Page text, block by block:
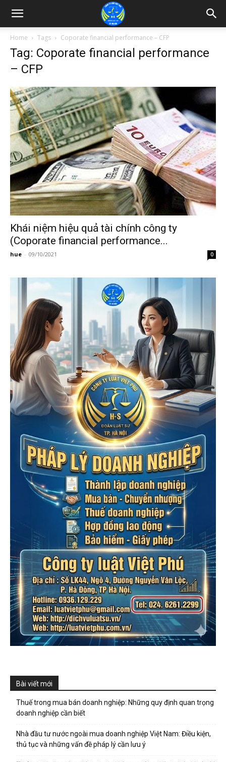
Home Tags Coporate financial performance – CFP
Tag: Coporate financial performance
– CFP
Khái niệm hiệu quả tài chính công ty
(Coporate financial performance...
hue - 09/10/2021 0
Bài viết mới
Thuế trong mua bán doanh nghiệp: Những quy định quan trọng
doanh nghiệp cần biết
Nhà đầu tư nước ngoài mua doanh nghiệp Việt Nam: Điều kiện,
thủ tục và những vấn đề pháp lý cần lưu ý